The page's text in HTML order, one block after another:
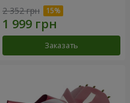
2 352 грн
Заказать